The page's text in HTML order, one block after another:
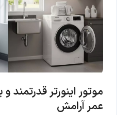
موتور اینورتر
عمر آرامش